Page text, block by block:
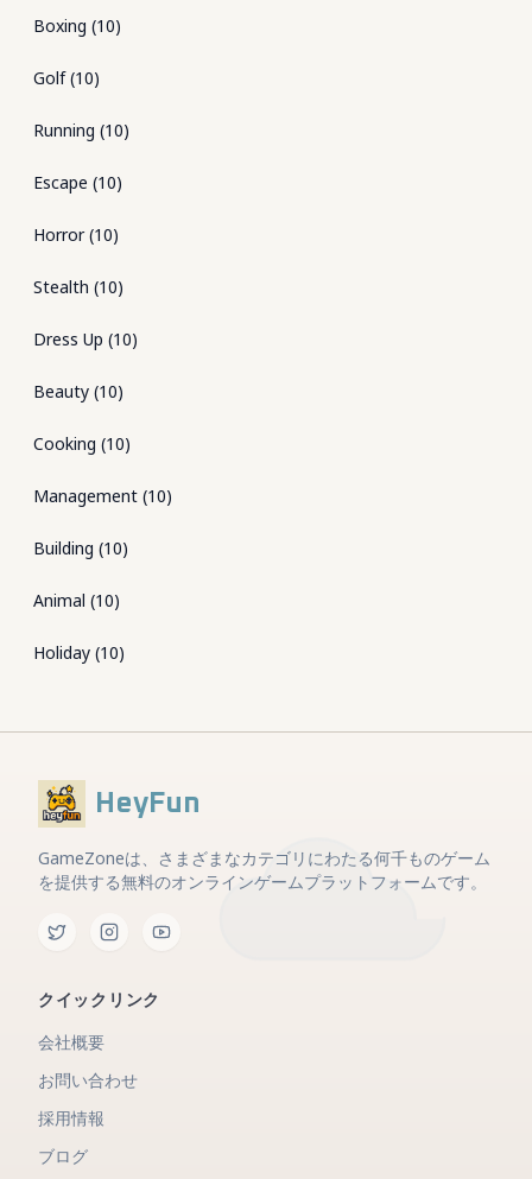
Boxing (10)
Golf(10)
Running (10)
Escape (10)
Horror(10)
Stealth (10)
Dress Up (10)
Beauty (10)
Cooking (10)
Management (10)
Building (10)
Animal (10)
Holiday (10)
HeyFun
GameZoneは、さまざまなカテゴリにわたる何千ものゲーム
を提供する無料のオンラインゲームプラットフォームです。
クイックリンク
会社概要
お問い合わせ
採用情報
ブログ